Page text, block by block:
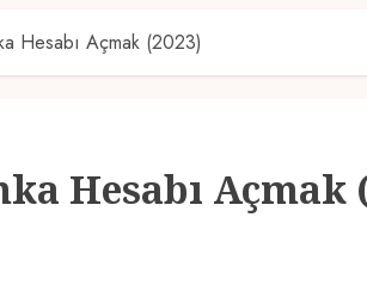
Hesabı Açmak (2023)
Hesabı Açmak